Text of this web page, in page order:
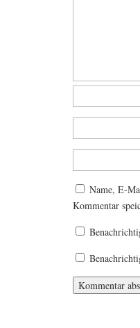
Name, E-
Kommentar